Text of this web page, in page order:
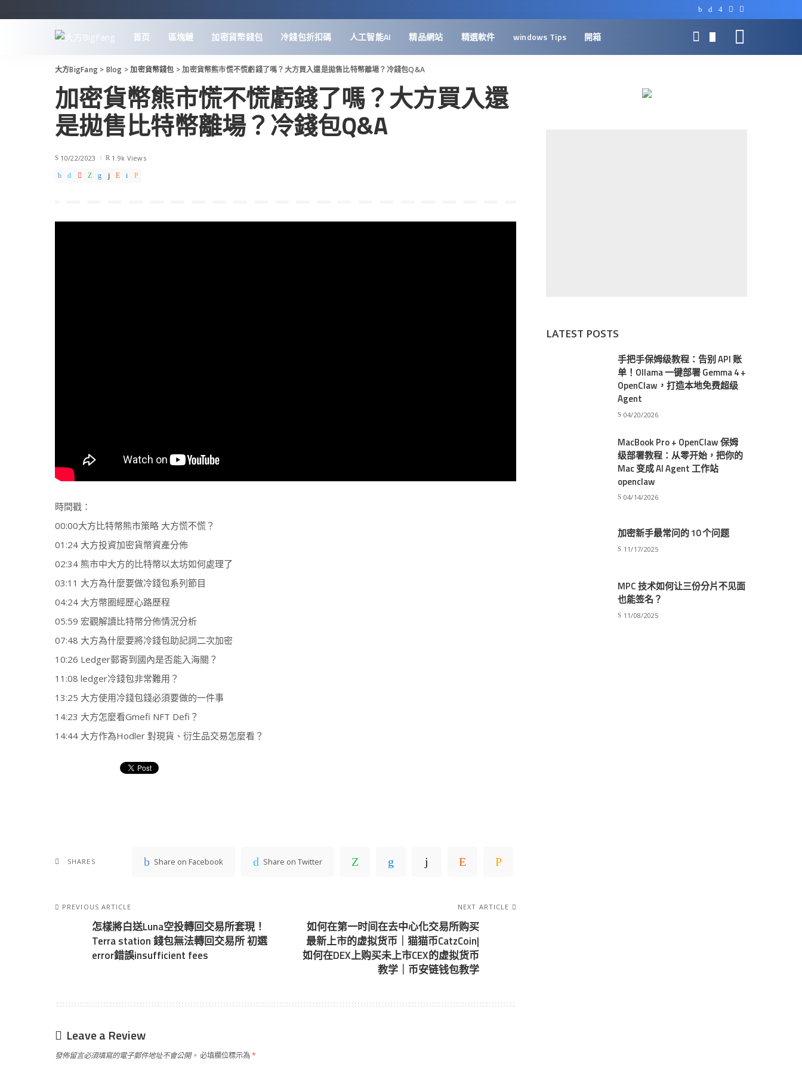
首页 區塊鏈 加密貨幣錢包 冷錢包折扣碼 人工智能AI 精品網站 精選軟件 windows Tips 開箱
大方BigFang > Blog >加密貨幣錢包 >加密貨幣熊市慌不慌虧錢了嗎？大方買入還是拋售比特幣離場？冷錢包Q&A
加密貨幣熊市慌不慌虧錢了嗎？大方買入還
是拋售比特幣離場？冷錢包Q&A
10/22/2023 1.9k Views
時間戳：
00:00大方比特幣熊市策略 大方慌不慌？
01:24 大方投資加密貨幣資產分佈
02:34 熊市中大方的比特幣以太坊如何處理了
03:11 大方為什麼要做冷錢包系列節目
04:24 大方幣圈經歷心路歷程
05:59 宏觀解讀比特幣分佈情況分析
07:48 大方為什麼要將冷錢包助記詞二次加密
10:26 Ledger郵寄到國內是否能入海關？
11:08 ledger冷錢包非常難用？
13:25 大方使用冷錢包錢必須要做的一件事
14:23 大方怎麼看Gmefi NFT Defi？
14:44 大方作為Hodler 對現貨、衍生品交易怎麼看？
SHARES Share on Facebook Share on Twitter
PREVIOUS ARTICLE
怎樣將白送Luna空投轉回交易所套現！
Terra station 錢包無法轉回交易所 初選
error錯誤insufficient fees
NEXT ARTICLE
如何在第一时间在去中心化交易所购买
最新上市的虚拟货币｜猫猫币CatzCoin|
如何在DEX上购买未上市CEX的虚拟货币
教学｜币安链钱包教学
Leave a Review
發佈留言必須填寫的電子郵件地址不會公開。 必填欄位標示為*
LATEST POSTS
手把手保姆级教程：告别 API 账
单！Ollama 一键部署 Gemma 4 +
OpenClaw，打造本地免费超级
Agent
04/20/2026
MacBook Pro + OpenClaw 保姆
级部署教程：从零开始，把你的
Mac 变成 AI Agent 工作站
openclaw
04/14/2026
加密新手最常问的 10 个问题
11/17/2025
MPC 技术如何让三份分片不见面
也能签名？
11/08/2025